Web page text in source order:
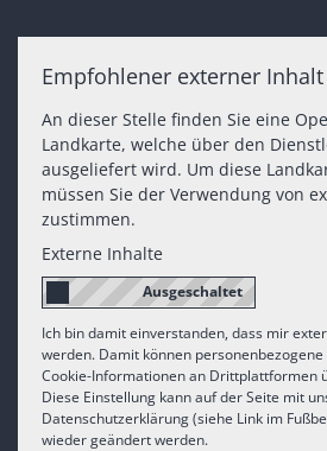
Empfohlener externer Inhalt
An dieser Stelle finden Sie eine
Landkarte, welche über den
ausgeliefert wird. Um diese
müssen Sie der Verwendung von
zustimmen.
Externe Inhalte
Ich bin damit einverstanden, dass mir
werden. Damit können
Cookie-Informationen an Drittplattformen
Diese Einstellung kann auf der Seite mit
Datenschutzerklärung (siehe Link im
wieder geändert werden.